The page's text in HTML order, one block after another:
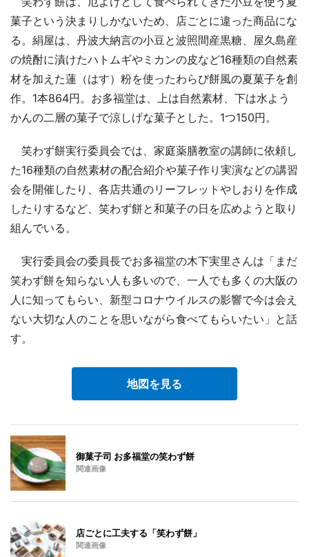
菓子という決まりしかないため、店ごとに違った商品にな
る。絹屋は、丹波大納言の小豆と波照間産黒糖、屋久島産
の焼酎に漬けたハトムギやミカンの皮など16種類の自然素
材を加えた蓮（はす）粉を使ったわらび餅風の夏菓子を創
作。1本864円。お多福堂は、上は自然素材、下は水よう
かんの二層の菓子で涼しげな菓子とした。1つ150円。
笑わず餅実行委員会では、家庭薬膳教室の講師に依頼し
た16種類の自然素材の配合紹介や菓子作り実演などの講習
会を開催したり、各店共通のリーフレットやしおりを作成
したりするなど、笑わず餅と和菓子の日を広めようと取り
組んでいる。
実行委員会の委員長でお多福堂の木下実里さんは「まだ
笑わず餅を知らない人も多いので、一人でも多くの大阪の
人に知ってもらい、新型コロナウイルスの影響で今は会え
ない大切な人のことを思いながら食べてもらいたい」と話
す。
地図を見る
御菓子司 お多福堂の笑わず餅
関連画像
店ごとに工夫する「笑わず餅」
関連画像